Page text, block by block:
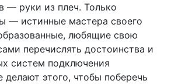
— руки из плеч. Только
— истинные мастера своего
любящие свою
перечислять достоинства и
систем подключения
делают этого, чтобы поберечь